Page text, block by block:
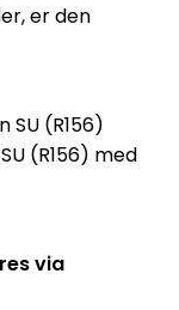
er den
SU (R156)
(R156) med
via